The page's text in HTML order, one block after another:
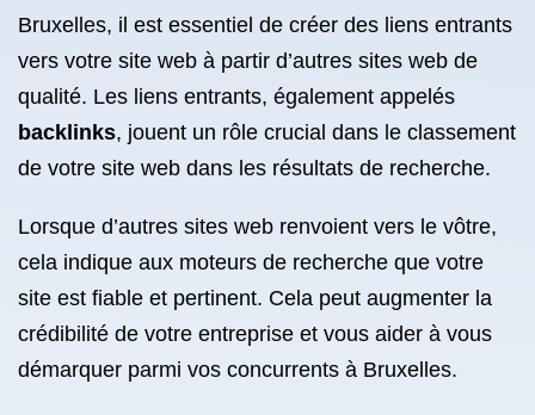
Bruxelles, il est essentiel de créer des liens entrants
vers votre site web à partir d’autres sites web de
qualité. Les liens entrants, également appelés
backlinks, jouent un rôle crucial dans le classement
de votre site web dans les résultats de recherche.
Lorsque d’autres sites web renvoient vers le vôtre,
cela indique aux moteurs de recherche que votre
site est fiable et pertinent. Cela peut augmenter la
crédibilité de votre entreprise et vous aider à vous
démarquer parmi vos concurrents à Bruxelles.